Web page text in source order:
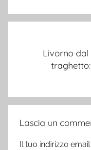
Livorno dal
Lascia un
Il tuo indirizzo